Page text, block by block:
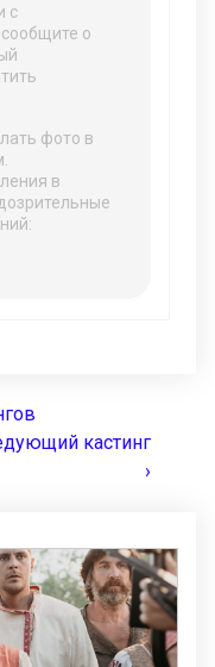
с
о
фото в
в
кастинг
›